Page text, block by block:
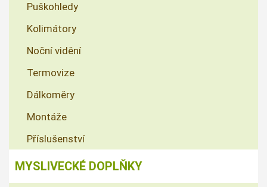
Puškohledy
Kolimátory
Noční vidění
Termovize
Dálkoměry
Montáže
Příslušenství
MYSLIVECKÉ DOPLŇKY